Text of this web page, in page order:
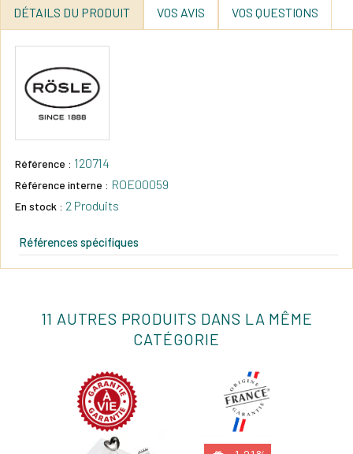
DÉTAILS DU PRODUIT VOS AVIS VOS QUESTIONS
Référence : 120714
Référence interne : ROE00059
En stock : 2 Produits
Références spécifiques
11 AUTRES PRODUITS DANS LA MÊME
CATÉGORIE